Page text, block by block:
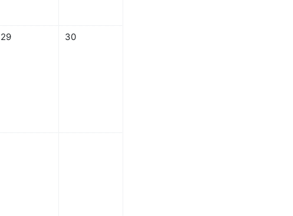
沒有事件
08月 29日 星期五，沒有事件
29 08月 30日 星期六，沒有事件
30